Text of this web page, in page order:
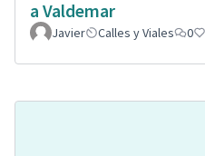
a Valdemar
Javier Calles y Viales 0